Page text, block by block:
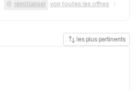
réinitialiser voir toutes les offres
les plus pertinents